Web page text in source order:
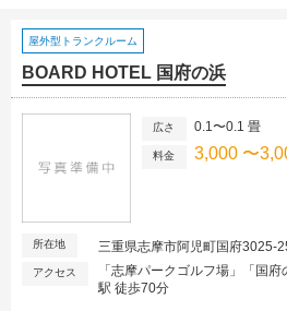
屋外型トランクルーム
BOARD HOTEL 国府の浜
広さ 0.1〜0.1 畳
料金 3,000 〜
所在地 三重県志摩市阿児町国府3025-
アクセス
「志摩パークゴルフ場」「国
駅 徒歩70分